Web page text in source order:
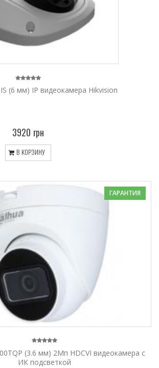
(6 мм) IP видеокамера Hikvision
3920 грн
В КОРЗИНУ
ГАРАНТИЯ
(3.6 мм) 2Mп HDCVI видеокамера c
ИК подсветкой